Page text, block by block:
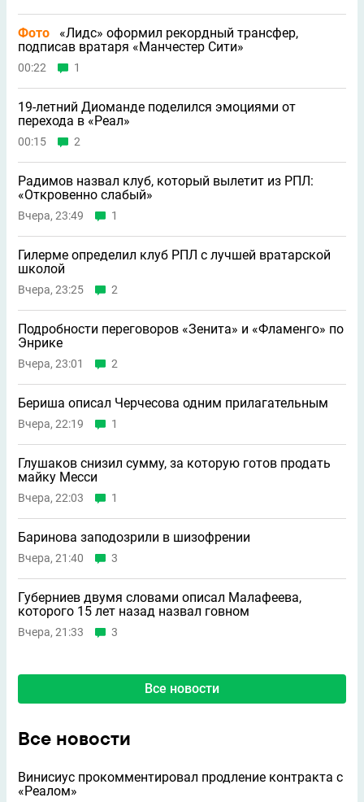
Фото
«Лидс» оформил рекордный трансфер,
подписав вратаря «Манчестер Сити»
00:22 1
19-летний Диоманде поделился эмоциями от
перехода в «Реал»
00:15 2
Радимов назвал клуб, который вылетит из РПЛ:
«Откровенно слабый»
Вчера, 23:49 1
Гилерме определил клуб РПЛ с лучшей вратарской
школой
Вчера, 23:25 2
Подробности переговоров «Зенита» и «Фламенго» по
Энрике
Вчера, 23:01 2
Бериша описал Черчесова одним прилагательным
Вчера, 22:19 1
Глушаков снизил сумму, за которую готов продать
майку Месси
Вчера, 22:03 1
Баринова заподозрили в шизофрении
Вчера, 21:40 3
Губерниев двумя словами описал Малафеева,
которого 15 лет назад назвал говном
Вчера, 21:33 3
Все новости
Все новости
Винисиус прокомментировал продление контракта с
«Реалом»